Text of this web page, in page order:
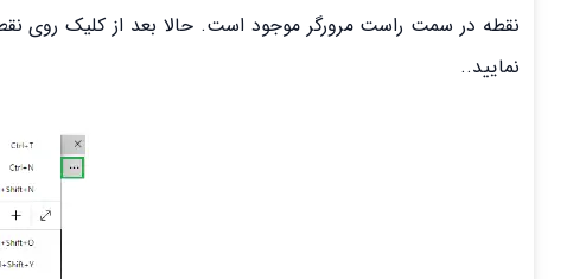
نمایید..